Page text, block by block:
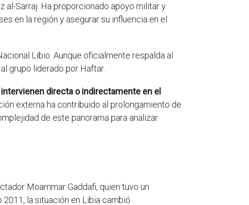
al-Sarraj. Ha proporcionado apoyo militar y
en la región y asegurar su influencia en el
Libio. Aunque oficialmente respalda al
grupo liderado por Haftar.
directa o indirectamente en el
externa ha contribuido al prolongamiento de
de este panorama para analizar
Moammar Gaddafi, quien tuvo un
la situación en Libia cambió